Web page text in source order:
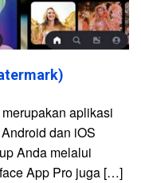
aplikasi
dan iOS
Anda melalui
App Pro juga […]